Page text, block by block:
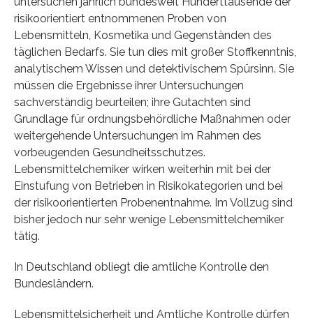
risikoorientiert entnommenen Proben von
Lebensmitteln, Kosmetika und Gegenständen des
täglichen Bedarfs. Sie tun dies mit großer Stoffkenntnis,
analytischem Wissen und detektivischem Spürsinn. Sie
müssen die Ergebnisse ihrer Untersuchungen
sachverständig beurteilen; ihre Gutachten sind
Grundlage für ordnungsbehördliche Maßnahmen oder
weitergehende Untersuchungen im Rahmen des
vorbeugenden Gesundheitsschutzes.
Lebensmittelchemiker wirken weiterhin mit bei der
Einstufung von Betrieben in Risikokategorien und bei
der risikoorientierten Probenentnahme. Im Vollzug sind
bisher jedoch nur sehr wenige Lebensmittelchemiker
tätig.
In Deutschland obliegt die amtliche Kontrolle den
Bundesländern.
Lebensmittelsicherheit und Amtliche Kontrolle dürfen